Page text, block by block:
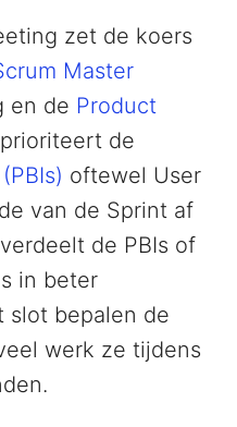
zet de koers
Master
en de Product
de
oftewel User
van de Sprint af
de PBIs of
in beter
slot bepalen de
werk ze tijdens